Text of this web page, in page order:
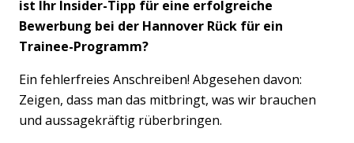
ist Ihr Insider-Tipp für eine erfolgreiche
Bewerbung bei der Hannover Rück für ein
Trainee-Programm?
Ein fehlerfreies Anschreiben! Abgesehen davon:
Zeigen, dass man das mitbringt, was wir brauchen
und aussagekräftig rüberbringen.